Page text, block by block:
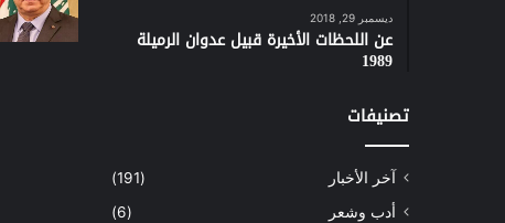
ديسمبر 29, 2018
عن اللحظات الأخيرة قبيل عدوان الرميلة
1989
تصنيفات
آخر الأخبار
(191)
أدب وشعر
(6)